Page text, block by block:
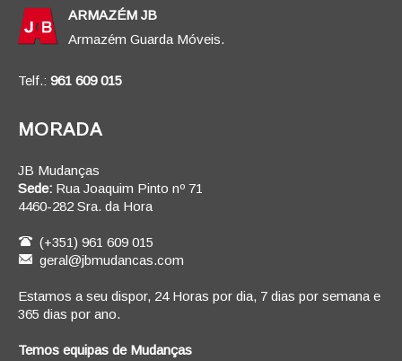
ARMAZÉM JB
Armazém Guarda Móveis.
Telf.: 961 609 015
MORADA
JB Mudanças
Sede: Rua Joaquim Pinto nº 71
4460-282 Sra. da Hora
(+351) 961 609 015
geral@jbmudancas.com
Estamos a seu dispor, 24 Horas por dia, 7 dias por semana e
365 dias por ano.
Temos equipas de Mudanças